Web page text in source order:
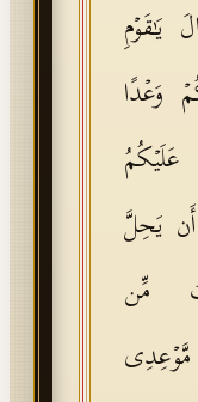
یَـٰقَوۡمِ
وَعۡدًا
أَن یَحِلَّ
مِّن